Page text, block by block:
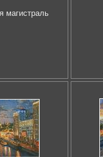
магистраль